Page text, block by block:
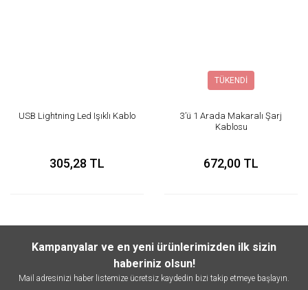
USB Lightning Led Işıklı Kablo
305,28 TL
TÜKENDİ
3’ü 1 Arada Makaralı Şarj
Kablosu
672,00 TL
Kampanyalar ve en yeni ürünlerimizden ilk sizin
haberiniz olsun!
Mail adresinizi haber listemize ücretsiz kaydedin bizi takip etmeye başlayın.